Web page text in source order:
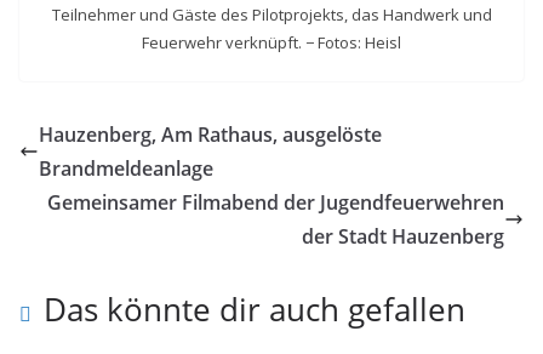
Teilnehmer und Gäste des Pilotprojekts, das Handwerk und
Feuerwehr verknüpft. − Fotos: Heisl
Hauzenberg, Am Rathaus, ausgelöste
Brandmeldeanlage
Gemeinsamer Filmabend der Jugendfeuerwehren
der Stadt Hauzenberg
Das könnte dir auch gefallen